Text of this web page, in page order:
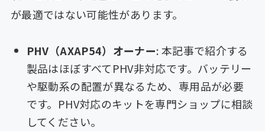
が最適ではない可能性があります。
PHV（AXAP54）オーナー: 本記事で紹介する
製品はほぼすべてPHV非対応です。バッテリー
や駆動系の配置が異なるため、専用品が必要
です。PHV対応のキットを専門ショップに相談
してください。